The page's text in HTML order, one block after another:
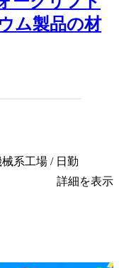
ム製品の材
系工場 / 日勤
詳細を表示